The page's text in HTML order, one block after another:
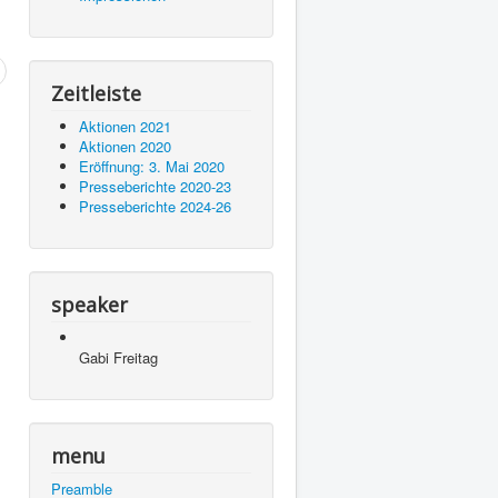
Zeitleiste
Aktionen 2021
Aktionen 2020
Eröffnung: 3. Mai 2020
Presseberichte 2020-23
Presseberichte 2024-26
speaker
Gabi Freitag
menu
Preamble